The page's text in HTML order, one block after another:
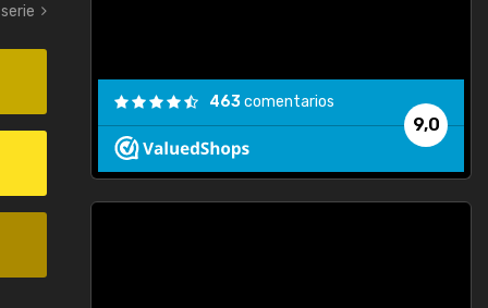
9,0
463comentarios